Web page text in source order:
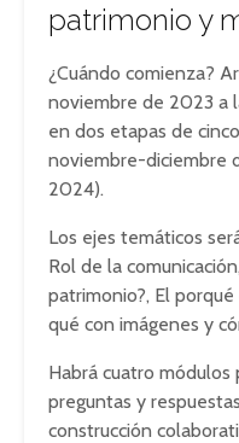
patrimonio y
¿Cuándo comienza?
noviembre de 2023 a
en dos etapas de
noviembre-diciembre
2024).
Los ejes temáticos
Rol de la
patrimonio?, El
qué con imágenes y
Habrá cuatro módulos
preguntas y
construcción